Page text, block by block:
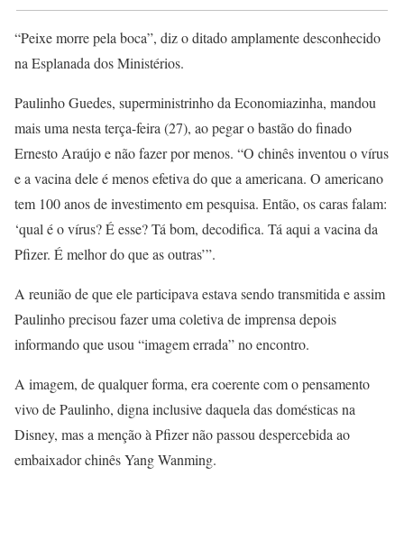
“Peixe morre pela boca”, diz o ditado amplamente desconhecido
na Esplanada dos Ministérios.
Paulinho Guedes, superministrinho da Economiazinha, mandou
mais uma nesta terça-feira (27), ao pegar o bastão do finado
Ernesto Araújo e não fazer por menos. “O chinês inventou o vírus
e a vacina dele é menos efetiva do que a americana. O americano
tem 100 anos de investimento em pesquisa. Então, os caras falam:
‘qual é o vírus? É esse? Tá bom, decodifica. Tá aqui a vacina da
Pfizer. É melhor do que as outras’”.
A reunião de que ele participava estava sendo transmitida e assim
Paulinho precisou fazer uma coletiva de imprensa depois
informando que usou “imagem errada” no encontro.
A imagem, de qualquer forma, era coerente com o pensamento
vivo de Paulinho, digna inclusive daquela das domésticas na
Disney, mas a menção à Pfizer não passou despercebida ao
embaixador chinês Yang Wanming.